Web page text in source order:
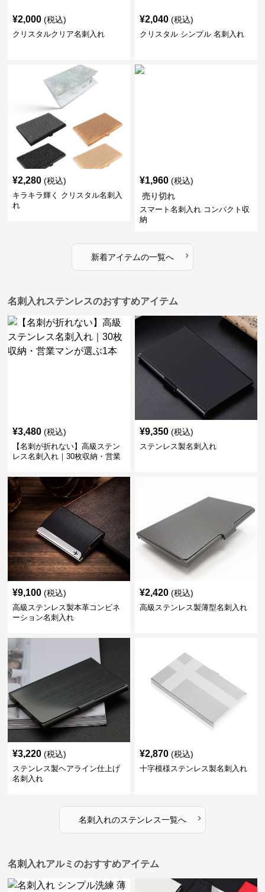
¥2,000 (税込)
クリスタルクリア名刺入れ
¥2,040 (税込)
クリスタル シンプル 名刺入れ
¥2,280 (税込)
キラキラ輝く クリスタル名刺入
れ
¥1,960 (税込)
売り切れ
スマート名刺入れ コンパクト収
納
新着アイテムの一覧へ ›
名刺入れステンレスのおすすめアイテム
¥3,480 (税込)
【名刺が折れない】高級ステン
レス名刺入れ｜30枚収納・営業
¥9,350 (税込)
ステンレス製名刺入れ
¥9,100 (税込)
高級ステンレス製本革コンビネ
ーション名刺入れ
¥2,420 (税込)
高級ステンレス製薄型名刺入れ
¥3,220 (税込)
ステンレス製ヘアライン仕上げ
名刺入れ
¥2,870 (税込)
十字模様ステンレス製名刺入れ
名刺入れのステンレス一覧へ ›
名刺入れアルミのおすすめアイテム